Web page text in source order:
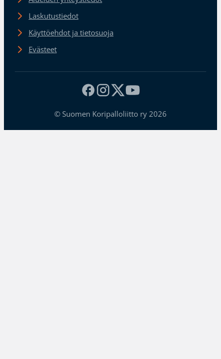
Laskutustiedot
Käyttöehdot ja tietosuoja
Evästeet
© Suomen Koripalloliitto ry 2026